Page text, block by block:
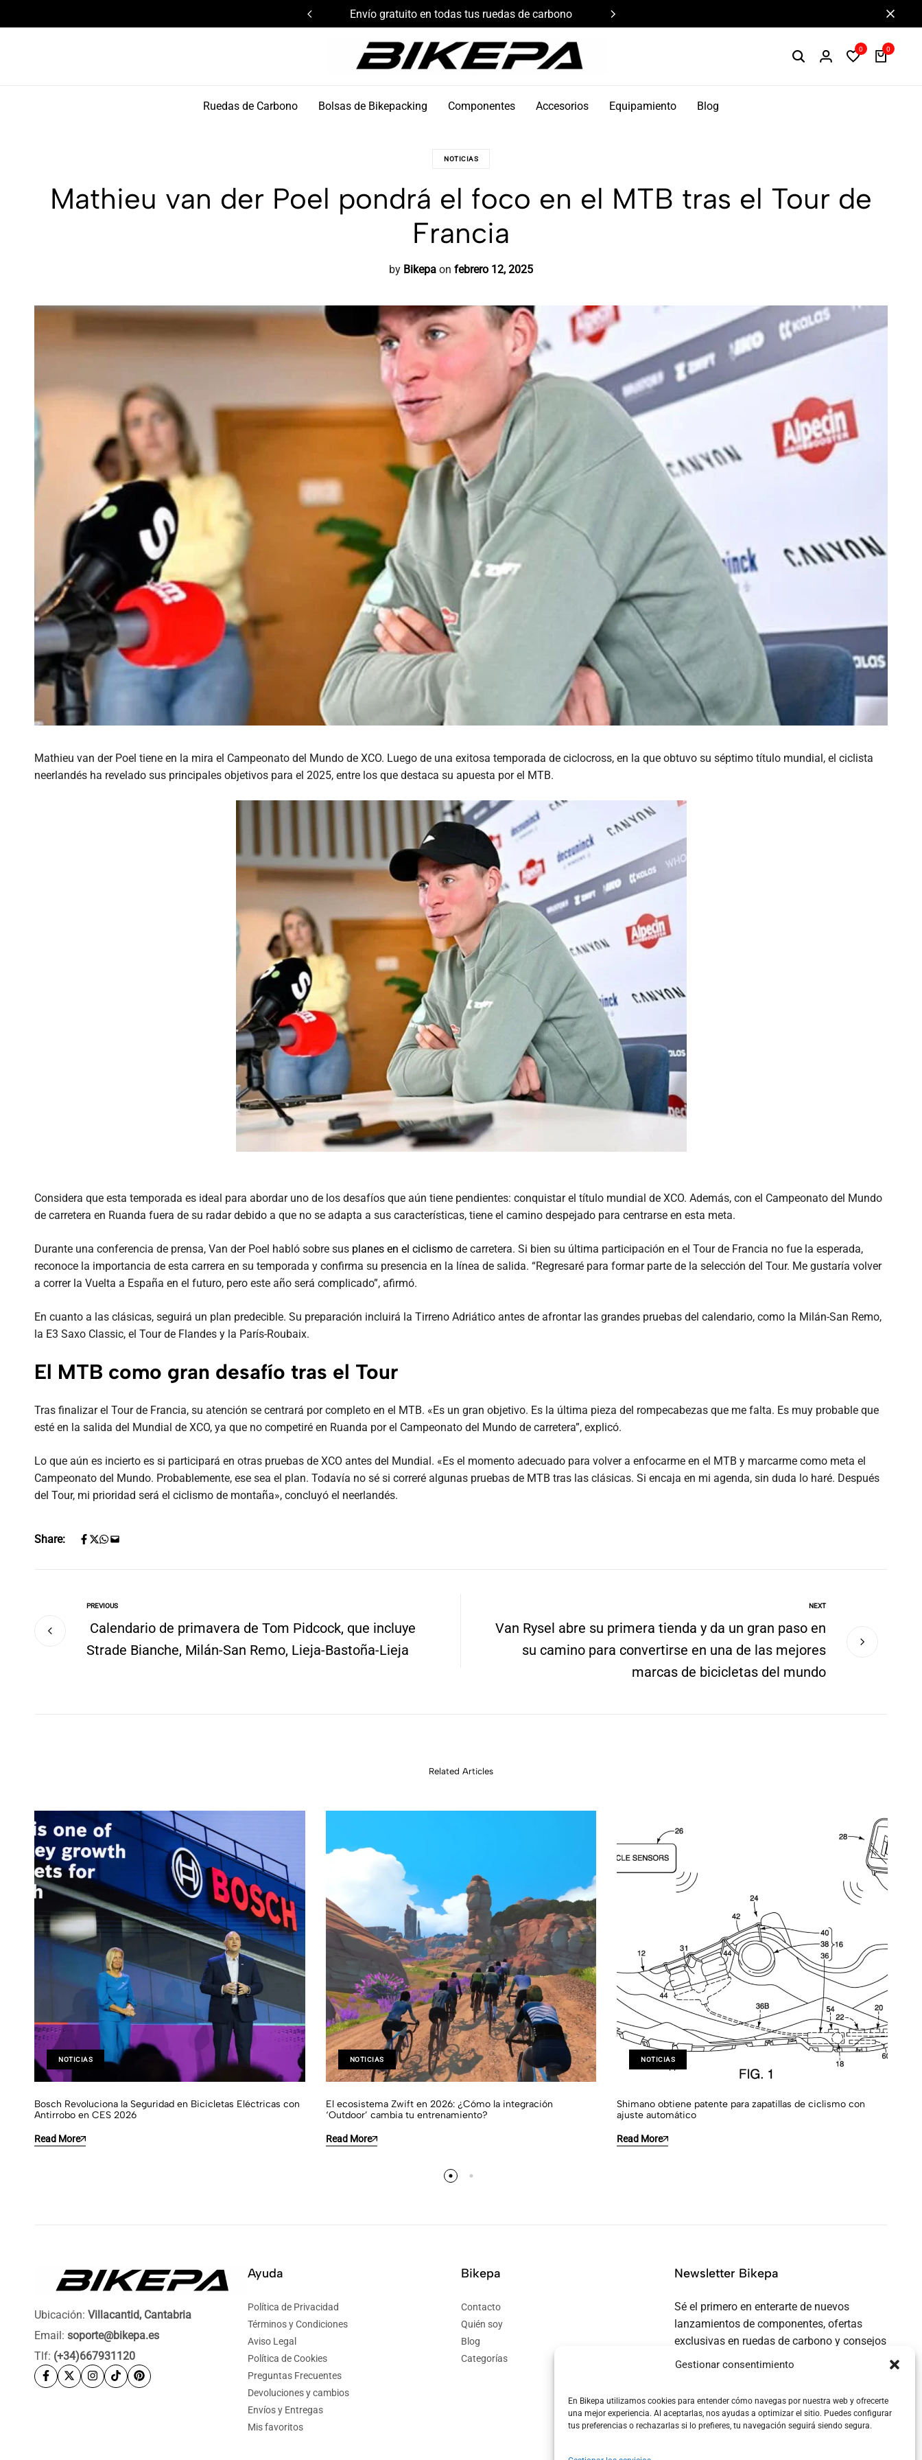
Gestionar consentimiento
En Bikepa utilizamos cookies para entender cómo navegas por nuestra web y ofrecerte
una mejor experiencia. Al aceptarlas, nos ayudas a optimizar el sitio. Puedes configurar
tus preferencias o rechazarlas si lo prefieres, tu navegación seguirá siendo segura.
Envío gratuito en todas tus ruedas de carbono Componentes de alto rendimiento y bikepacking
0 0
Ruedas de Carbono Bolsas de Bikepacking Componentes Accesorios Equipamiento Blog
NOTICIAS
Mathieu van der Poel pondrá el foco en el MTB tras el Tour de
Francia
by Bikepa on febrero 12, 2025
Mathieu van der Poel tiene en la mira el Campeonato del Mundo de XCO. Luego de una exitosa temporada de ciclocross, en la que obtuvo su séptimo título mundial, el ciclista
neerlandés ha revelado sus principales objetivos para el 2025, entre los que destaca su apuesta por el MTB.
Considera que esta temporada es ideal para abordar uno de los desafíos que aún tiene pendientes: conquistar el título mundial de XCO. Además, con el Campeonato del Mundo
de carretera en Ruanda fuera de su radar debido a que no se adapta a sus características, tiene el camino despejado para centrarse en esta meta.
Durante una conferencia de prensa, Van der Poel habló sobre sus planes en el ciclismo de carretera. Si bien su última participación en el Tour de Francia no fue la esperada,
reconoce la importancia de esta carrera en su temporada y confirma su presencia en la línea de salida. “Regresaré para formar parte de la selección del Tour. Me gustaría volver
a correr la Vuelta a España en el futuro, pero este año será complicado”, afirmó.
En cuanto a las clásicas, seguirá un plan predecible. Su preparación incluirá la Tirreno Adriático antes de afrontar las grandes pruebas del calendario, como la Milán-San Remo,
la E3 Saxo Classic, el Tour de Flandes y la París-Roubaix.
El MTB como gran desafío tras el Tour
Tras finalizar el Tour de Francia, su atención se centrará por completo en el MTB. «Es un gran objetivo. Es la última pieza del rompecabezas que me falta. Es muy probable que
esté en la salida del Mundial de XCO, ya que no competiré en Ruanda por el Campeonato del Mundo de carretera”, explicó.
Lo que aún es incierto es si participará en otras pruebas de XCO antes del Mundial. «Es el momento adecuado para volver a enfocarme en el MTB y marcarme como meta el
Campeonato del Mundo. Probablemente, ese sea el plan. Todavía no sé si correré algunas pruebas de MTB tras las clásicas. Si encaja en mi agenda, sin duda lo haré. Después
del Tour, mi prioridad será el ciclismo de montaña», concluyó el neerlandés.
Share:
PREVIOUS
Calendario de primavera de Tom Pidcock, que incluye
Strade Bianche, Milán-San Remo, Lieja-Bastoña-Lieja
NEXT
Van Rysel abre su primera tienda y da un gran paso en
su camino para convertirse en una de las mejores
marcas de bicicletas del mundo
Related Articles
NOTICIAS
Bosch Revoluciona la Seguridad en Bicicletas Eléctricas con
Antirrobo en CES 2026
Read More
NOTICIAS
El ecosistema Zwift en 2026: ¿Cómo la integración
‘Outdoor’ cambia tu entrenamiento?
Read More
NOTICIAS
Shimano obtiene patente para zapatillas de ciclismo con
ajuste automático
Read More
Ubicación: Villacantid, Cantabria
Email: soporte@bikepa.es
Tlf: (+34)667931120
Ayuda
Política de Privacidad
Términos y Condiciones
Aviso Legal
Política de Cookies
Preguntas Frecuentes
Devoluciones y cambios
Envíos y Entregas
Mis favoritos
Bikepa
Contacto
Quién soy
Blog
Categorías
Newsletter Bikepa
Sé el primero en enterarte de nuevos
lanzamientos de componentes, ofertas
exclusivas en ruedas de carbono y consejos
de bikepacking...